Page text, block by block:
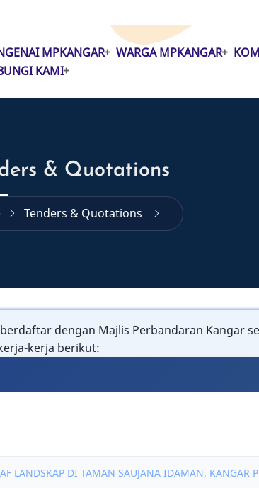
MPKANGAR WARGA MPKANGAR
KAMI
& Quotations
Tenders & Quotations
dengan Majlis Perbandaran Kangar
kerja berikut:
LANDSKAP DI TAMAN SAUJANA IDAMAN, KANGAR